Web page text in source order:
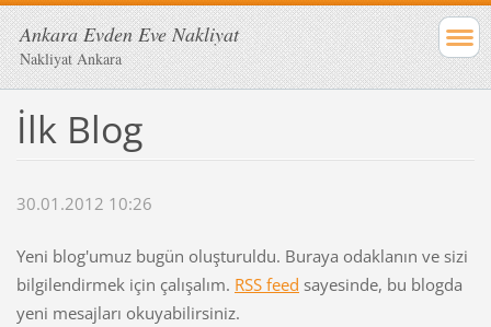
Ankara Evden Eve Nakliyat
Nakliyat Ankara
İlk Blog
30.01.2012 10:26
Yeni blog'umuz bugün oluşturuldu. Buraya odaklanın ve sizi
bilgilendirmek için çalışalım. RSS feed sayesinde, bu blogda
yeni mesajları okuyabilirsiniz.